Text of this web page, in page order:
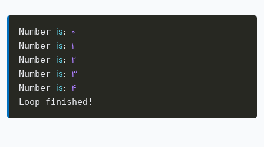
Number is: 0
Number is: 1
Number is: 2
Number is: 3
Number is: 4
Loop finished!